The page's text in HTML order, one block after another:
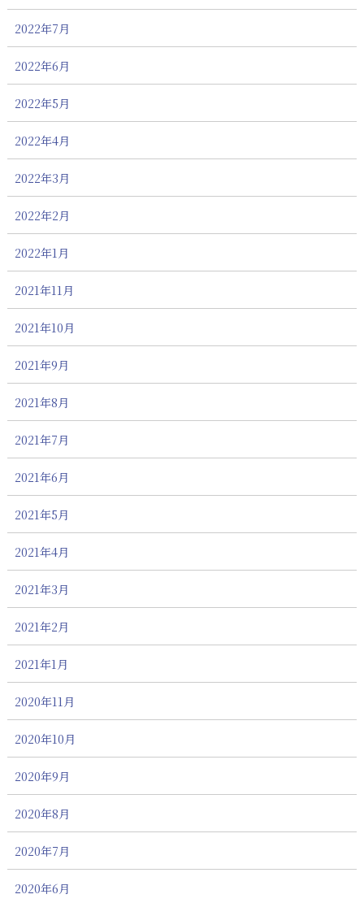
2022年7月
2022年6月
2022年5月
2022年4月
2022年3月
2022年2月
2022年1月
2021年11月
2021年10月
2021年9月
2021年8月
2021年7月
2021年6月
2021年5月
2021年4月
2021年3月
2021年2月
2021年1月
2020年11月
2020年10月
2020年9月
2020年8月
2020年7月
2020年6月